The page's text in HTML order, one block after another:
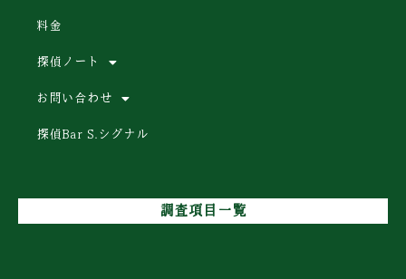
料金
探偵ノート
お問い合わせ
探偵Bar S.シグナル
調査項目一覧